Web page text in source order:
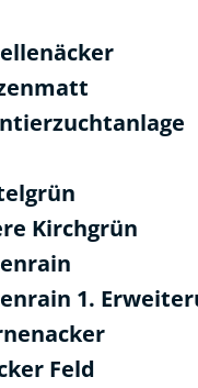
Kirchgrün
1.
Feld